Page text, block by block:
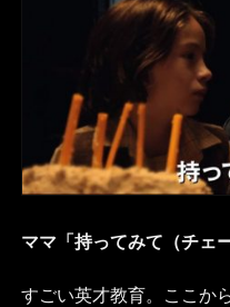
ママ「持ってみて（チェ
すごい英才教育。ここか